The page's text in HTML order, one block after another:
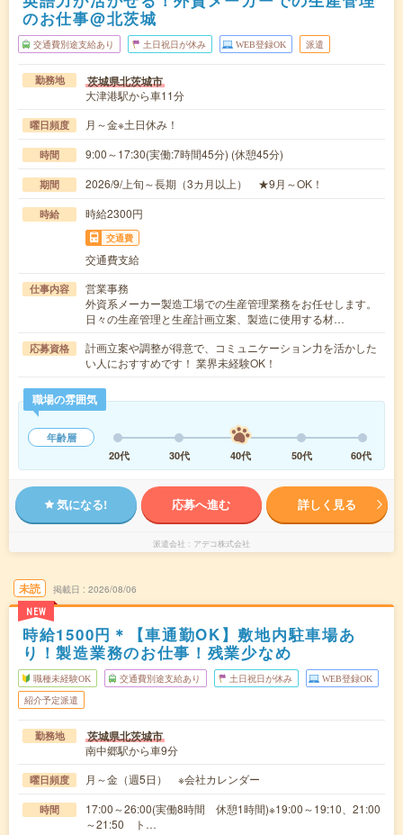
のお仕事@北茨城
交通費別途支給あり 土日祝日が休み WEB登録OK 派遣
勤務地 茨城県北茨城市
大津港駅から車11分
曜日頻度 月～金※土日休み！
時間 9:00～17:30(実働:7時間45分) (休憩45分)
期間 2026/9/上旬～長期（3カ月以上） ★9月～OK！
時給 時給2300円
交通費
交通費支給
仕事内容
営業事務
外資系メーカー製造工場での生産管理業務をお任せします。
日々の生産管理と生産計画立案、製造に使用する材…
応募資格
計画立案や調整が得意で、コミュニケーション力を活かした
い人におすすめです！ 業界未経験OK！
職場の雰囲気
年齢層
20代
30代 40代 50代 60代
気になる! 応募へ進む 詳しく見る
派遣会社 アデコ株式会社
未読
NEW
掲載日 2026/08/06
時給1500円＊【車通勤OK】敷地内駐車場あ
り！製造業務のお仕事！残業少なめ
職種未経験OK 交通費別途支給あり 土日祝日が休み WEB登録OK
紹介予定派遣
勤務地 茨城県北茨城市
南中郷駅から車9分
曜日頻度 月～金（週5日） ※会社カレンダー
時間
17:00～26:00(実働8時間 休憩1時間)※19:00～19:10、21:00
～21:50 ト…